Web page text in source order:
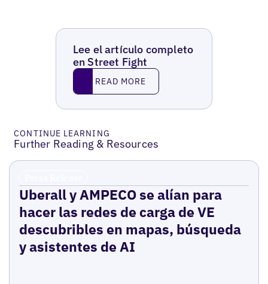
Lee el artículo completo
en Street Fight
Read MoreREAD MORE
CONTINUE LEARNING
Further Reading & Resources
Uberall y AMPECO se alían para
hacer las redes de carga de VE
descubribles en mapas, búsqueda
y asistentes de AI